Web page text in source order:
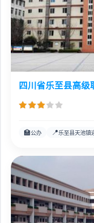
四川省乐至县高级
🏫公办 📍乐至县天池镇